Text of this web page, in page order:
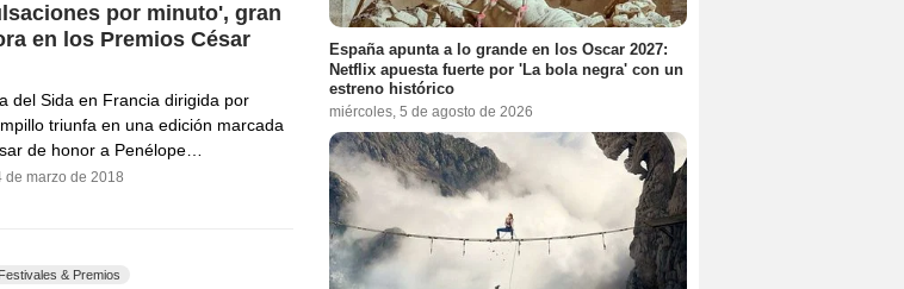
por minuto', gran
en los Premios César
del Sida en Francia dirigida por
triunfa en una edición marcada
de honor a Penélope…
de marzo de 2018
& Premios
España apunta a lo grande en los Oscar 2027:
Netflix apuesta fuerte por 'La bola negra' con un
estreno histórico
miércoles, 5 de agosto de 2026